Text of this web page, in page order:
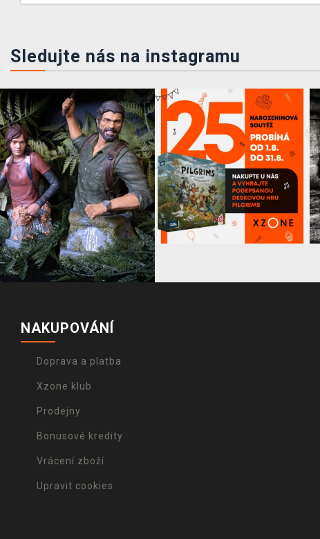
Sledujte nás na instagramu
NAKUPOVÁNÍ
Doprava a platba
Xzone klub
Prodejny
Bonusové kredity
Vrácení zboží
Upravit cookies